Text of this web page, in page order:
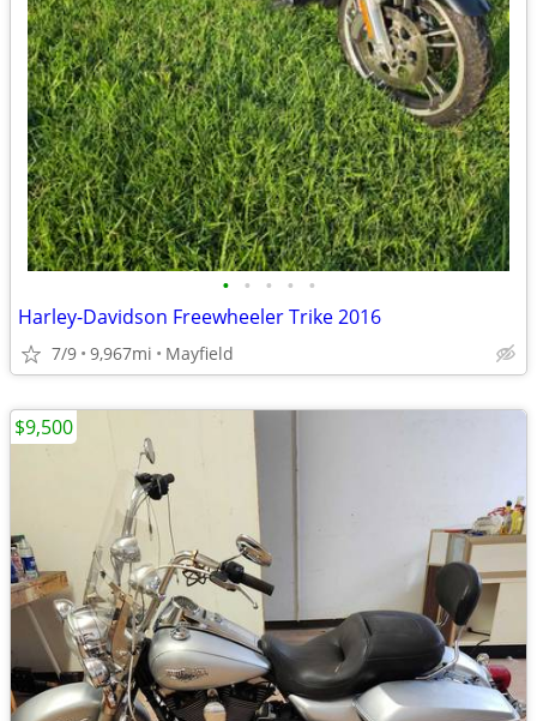
• • • • •
Harley-Davidson Freewheeler Trike 2016
7/9 9,967mi Mayfield
$9,500